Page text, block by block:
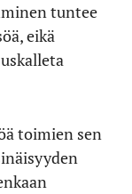
tuntee
eikä
toimien sen